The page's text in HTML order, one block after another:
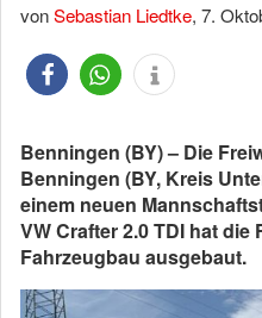
vonSebastian Liedtke, 7.
Benningen (BY) – Die
Benningen (BY, Kreis
einem neuen
VW Crafter 2.0 TDI hat die
Fahrzeugbau ausgebaut.